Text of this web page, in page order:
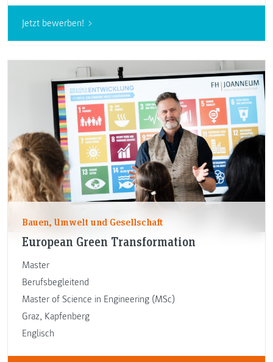
Jetzt bewerben!
Bauen, Umwelt und Gesellschaft
European Green Transformation
Master
Berufsbegleitend
Master of Science in Engineering (MSc)
Graz, Kapfenberg
Englisch